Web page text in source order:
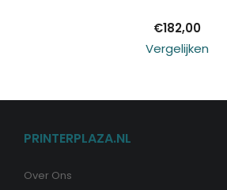
€182,00
Vergelijken
PRINTERPLAZA.NL
Over Ons